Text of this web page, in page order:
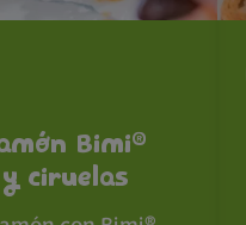
Bimi®
ciruelas